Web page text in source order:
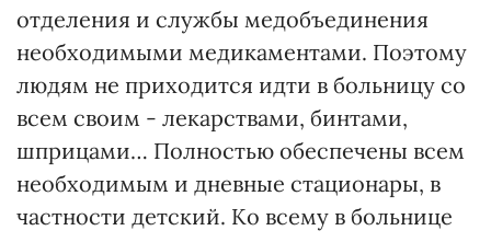
отделения и службы медобъединения
необходимыми медикаментами. Поэтому
людям не приходится идти в больницу со
всем своим - лекарствами, бинтами,
шприцами… Полностью обеспечены всем
необходимым и дневные стационары, в
частности детский. Ко всему в больнице